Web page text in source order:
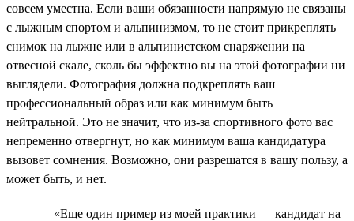
совсем уместна. Если ваши обязанности напрямую не связаны
с лыжным спортом и альпинизмом, то не стоит прикреплять
снимок на лыжне или в альпинистском снаряжении на
отвесной скале, сколь бы эффектно вы на этой фотографии ни
выглядели. Фотография должна подкреплять ваш
профессиональный образ или как минимум быть
нейтральной. Это не значит, что из-за спортивного фото вас
непременно отвергнут, но как минимум ваша кандидатура
вызовет сомнения. Возможно, они разрешатся в вашу пользу, а
может быть, и нет.
«Еще один пример из моей практики — кандидат на